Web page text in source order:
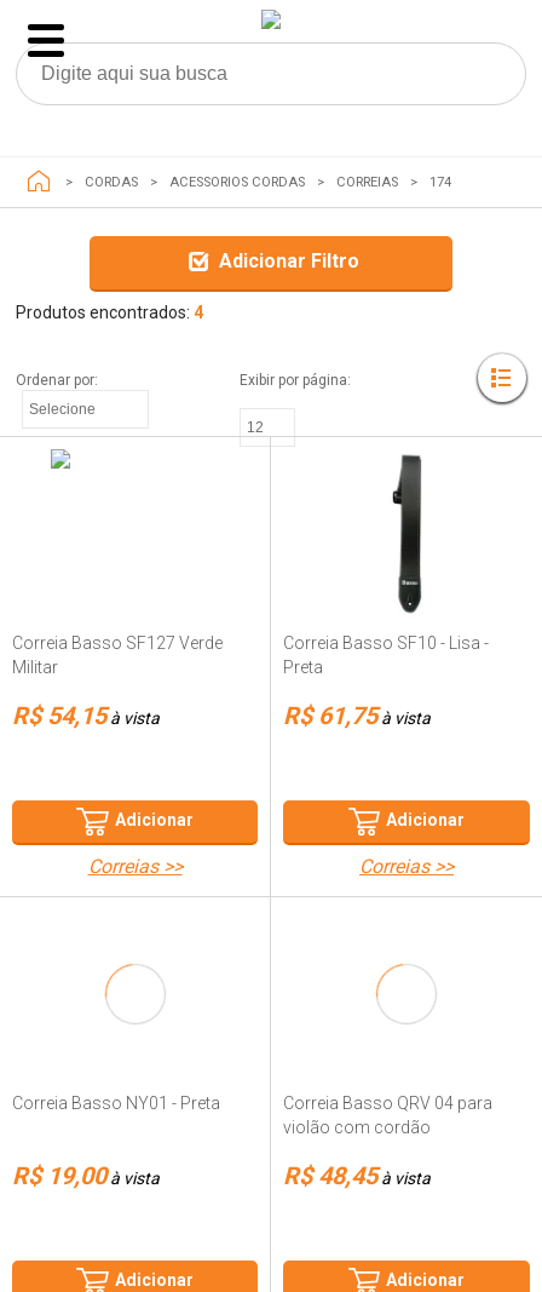
CORDAS ACESSORIOS CORDAS CORREIAS 174
Adicionar Filtro
Produtos encontrados: 4
Ordenar por:
Correia Basso SF127 Verde
Militar
R$ 54,15à vista
Adicionar
correias >>
Correia Basso SF10 - Lisa -
Preta
R$ 61,75à vista
Adicionar
correias >>
Correia Basso NY01 - Preta
R$ 19,00à vista
Adicionar
Correia Basso QRV 04 para
violão com cordão
R$ 48,45à vista
Adicionar